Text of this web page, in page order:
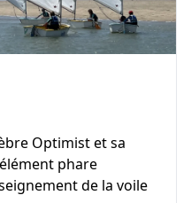
Optimist et sa
phare
de la voile